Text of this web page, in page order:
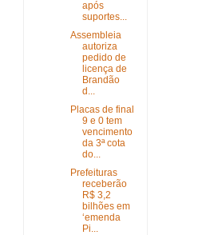
após
suportes...
Assembleia
autoriza
pedido de
licença de
Brandão
d...
Placas de final
9 e 0 tem
vencimento
da 3ª cota
do...
Prefeituras
receberão
R$ 3,2
bilhões em
‘emenda
Pi...